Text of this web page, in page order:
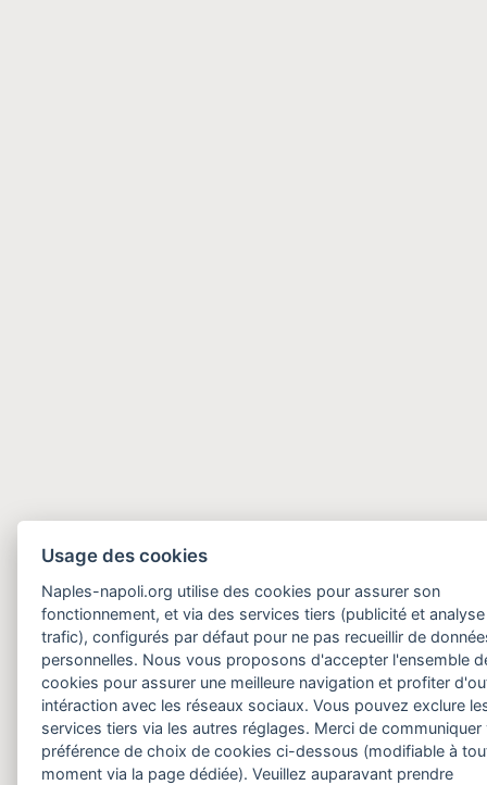
Usage des cookies
Naples-napoli.org utilise des cookies pour assurer son
fonctionnement, et via des services tiers (publicité et
trafic), configurés par défaut pour ne pas recueillir de
personnelles. Nous vous proposons d'accepter l'ensemble
cookies pour assurer une meilleure navigation et profiter
intéraction avec les réseaux sociaux. Vous pouvez exclure
services tiers via les autres réglages. Merci de communiquer
préférence de choix de cookies ci-dessous (modifiable à
moment via la page dédiée). Veuillez auparavant prendre